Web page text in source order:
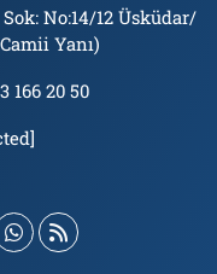
No:14/12 Üsküdar/
Yanı)
166 20 50